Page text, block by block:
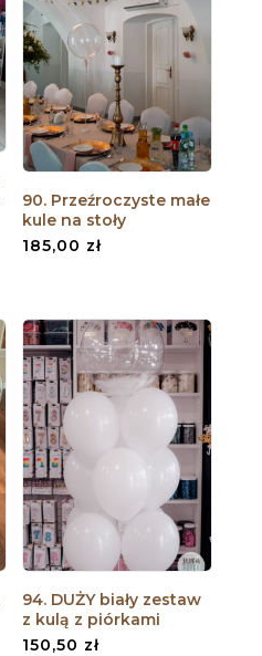
90. Przeźroczyste małe
kule na stoły
185,00 zł
94. DUŻY biały zestaw
z kulą z piórkami
150,50 zł